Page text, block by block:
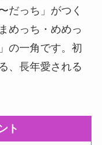
だっち」がつく
めっち・めめっ
の一角です。初
、長年愛される
ト